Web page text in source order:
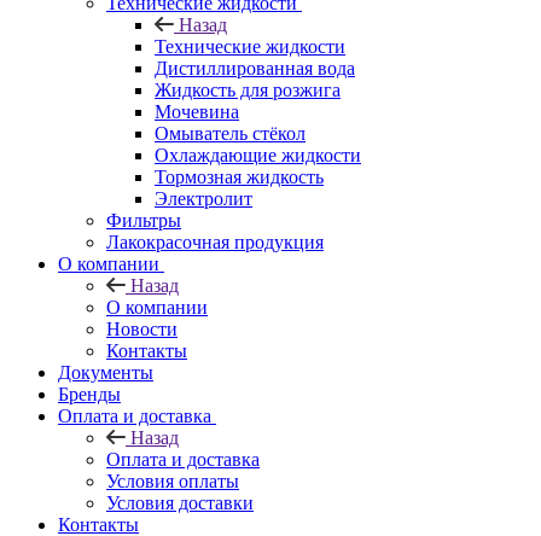
Назад
Технические жидкости
Дистиллированная вода
Жидкость для розжига
Мочевина
Омыватель стёкол
Охлаждающие жидкости
Тормозная жидкость
Электролит
Фильтры
Лакокрасочная продукция
О компании
Назад
О компании
Новости
Контакты
Документы
Бренды
Оплата и доставка
Назад
Оплата и доставка
Условия оплаты
Условия доставки
Контакты